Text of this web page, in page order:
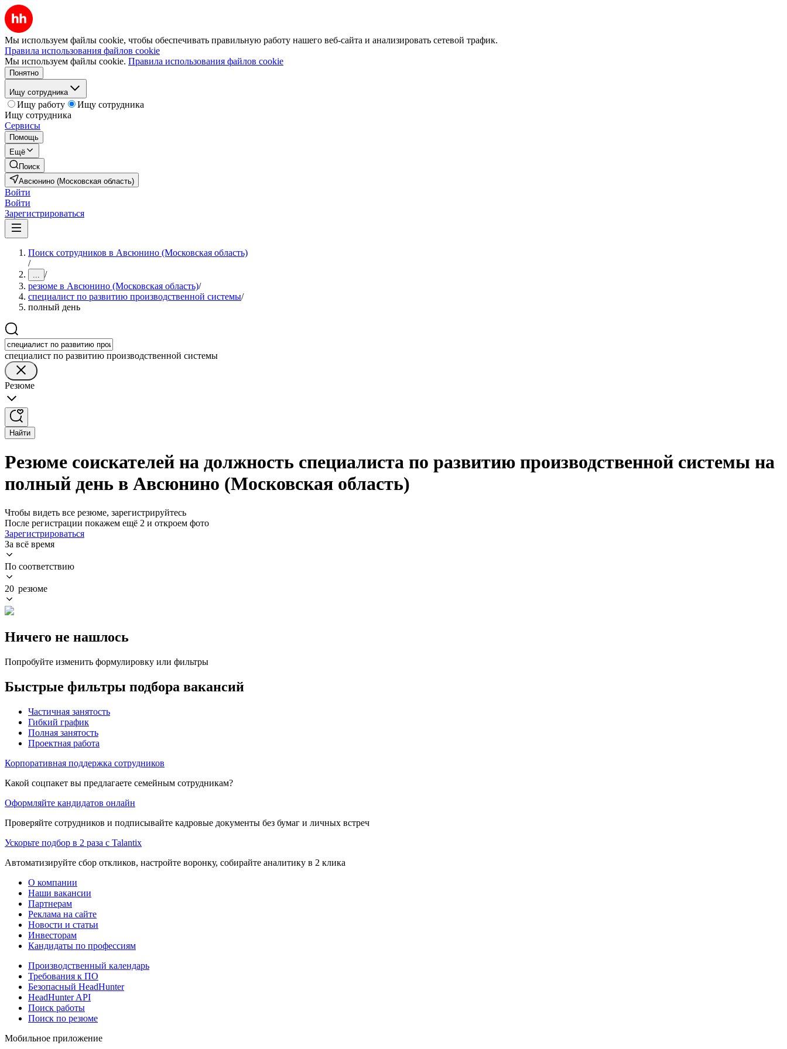
Мы используем файлы cookie, чтобы обеспечивать правильную работу нашего веб-сайта и анализировать сетевой трафик.
Правила использования файлов cookie
Мы используем файлы cookie. Правила использования файлов cookie
Понятно
Ищу сотрудника
Ищу работу
Ищу сотрудника
Ищу сотрудника
Сервисы
Помощь
Ещё
Поиск
Авсюнино (Московская область)
Войти
Войти
Зарегистрироваться
Поиск сотрудников в Авсюнино (Московская область)
/
... /
резюме в Авсюнино (Московская область)/
специалист по развитию производственной системы/
полный день
специалист по развитию производственной системы
Резюме
Найти
Резюме соискателей на должность специалиста по развитию производственной системы на
полный день в Авсюнино (Московская область)
Чтобы видеть все резюме, зарегистрируйтесь
После регистрации покажем ещё 2 и откроем фото
Зарегистрироваться
За всё время
По соответствию
20 резюме
Ничего не нашлось
Попробуйте изменить формулировку или фильтры
Быстрые фильтры подбора вакансий
Частичная занятость
Гибкий график
Полная занятость
Проектная работа
Корпоративная поддержка сотрудников
Какой соцпакет вы предлагаете семейным сотрудникам?
Оформляйте кандидатов онлайн
Проверяйте сотрудников и подписывайте кадровые документы без бумаг и личных встреч
Ускорьте подбор в 2 раза с Talantix
Автоматизируйте сбор откликов, настройте воронку, собирайте аналитику в 2 клика
О компании
Наши вакансии
Партнерам
Реклама на сайте
Новости и статьи
Инвесторам
Кандидаты по профессиям
Производственный календарь
Требования к ПО
Безопасный HeadHunter
HeadHunter API
Поиск работы
Поиск по резюме
Мобильное приложение